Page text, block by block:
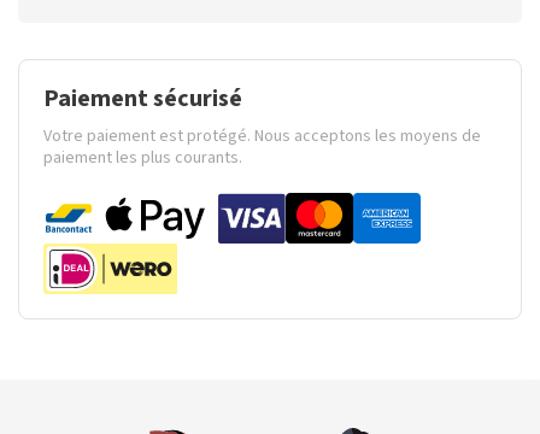
Paiement sécurisé
Votre paiement est protégé. Nous acceptons les moyens de
paiement les plus courants.